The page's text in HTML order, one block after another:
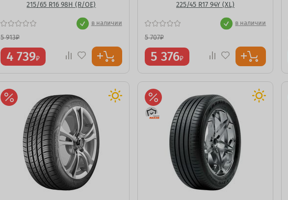
215/65 R16 98H (R/OE)
в наличии
5 913₽
4 739₽
225/45 R17 94Y (XL)
в наличии
5 707₽
5 376₽